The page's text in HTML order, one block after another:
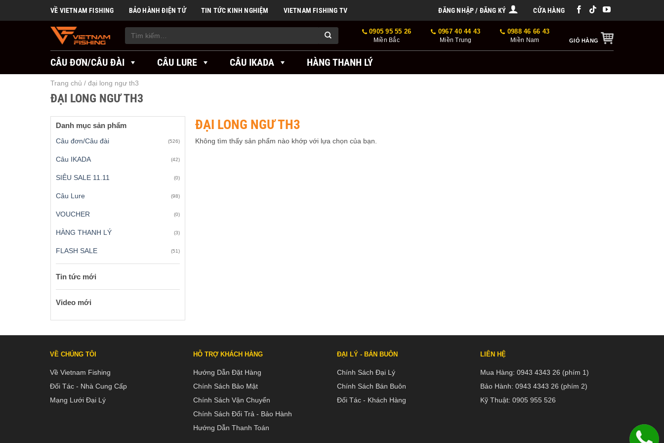
VỀ VIETNAM FISHING BẢO HÀNH ĐIỆN TỬ TIN TỨC KINH NGHIỆM VIETNAM FISHING TV ĐĂNG NHẬP / ĐĂNG KÝ CỬA HÀNG
Tìm
kiếm:
0905 95 55 26
Miền Bắc
0967 40 44 43
Miền Trung
0988 46 66 43
Miền Nam GIỎ HÀNG
CÂU ĐƠN/CÂU ĐÀI CÂU LURE CÂU IKADA HÀNG THANH LÝ
Trang chủ / đại long ngư th3
ĐẠI LONG NGƯ TH3
Danh mục sản phẩm
Câu đơn/Câu đài (526)
Câu IKADA (42)
SIÊU SALE 11.11 (0)
Câu Lure (98)
VOUCHER (0)
HÀNG THANH LÝ (3)
FLASH SALE (51)
Tin tức mới
Video mới
ĐẠI LONG NGƯ TH3
Không tìm thấy sản phẩm nào khớp với lựa chọn của bạn.
VỀ CHÚNG TÔI
Về Vietnam Fishing
Đối Tác - Nhà Cung Cấp
Mạng Lưới Đại Lý
HỖ TRỢ KHÁCH HÀNG
Hướng Dẫn Đặt Hàng
Chính Sách Bảo Mật
Chính Sách Vận Chuyển
Chính Sách Đổi Trả - Bảo Hành
Hướng Dẫn Thanh Toán
ĐẠI LÝ - BÁN BUÔN
Chính Sách Đại Lý
Chính Sách Bán Buôn
Đối Tác - Khách Hàng
LIÊN HỆ
Mua Hàng:0943 4343 26 (phím 1)
Bảo Hành:0943 4343 26 (phím 2)
Kỹ Thuật:0905 955 526